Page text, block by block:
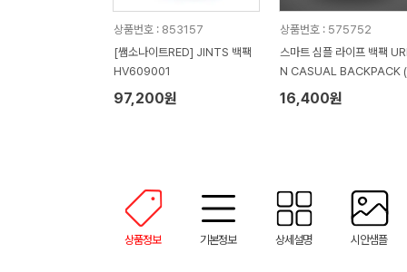
상품번호 : 853157
[쌤소나이트RED] JINTS 백팩
HV609001
97,200원
상품번호 : 575752
스마트 심플 라이프 백팩
N CASUAL BACKPACK
5*90*400mm)
16,400원
상품정보 기본정보 상세설명 시안샘플